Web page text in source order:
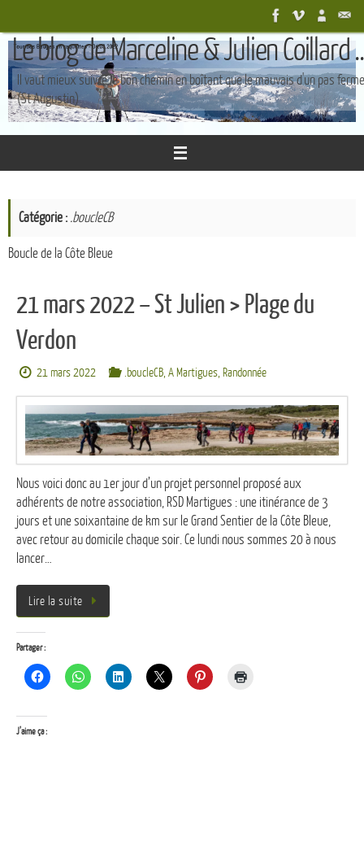
contenu
Le blog de Marceline & Julien Coillard
Il vaut mieux suivre le bon chemin en boîtant que le mauvais d'un pas ferme
(St Augustin)
Catégorie : .boucleCB
Boucle de la Côte Bleue
21 mars 2022 – St Julien > Plage du
Verdon
21 mars 2022 .boucleCB, A Martigues, Randonnée
Nous voici donc au 1er jour d’un projet personnel proposé aux
adhérents de notre association, RSD Martigues : une itinérance de 3
jours et une soixantaine de km sur le Grand Sentier de la Côte Bleue,
avec retour au domicile chaque soir. Ce lundi nous sommes 20 à nous
lancer…
Lire la suite
Partager :
J’aime ça :